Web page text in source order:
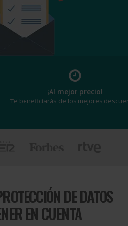
de los mejores descuentos
DE DATOS
EN CUENTA